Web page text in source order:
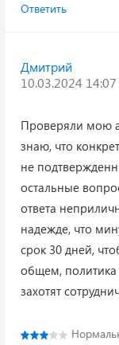
Ответить
Дмитрий
10.03.2024 14:07
Проверяли мою
знаю, что
не
остальные
ответа
надежде, что
срок 30 дней,
общем,
захотят